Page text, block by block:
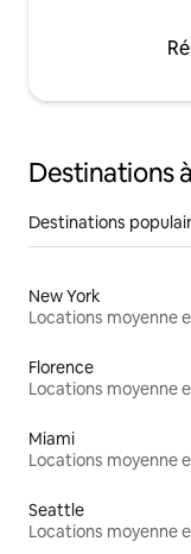
Destinations
Destinations
New York
Florence
Miami
Seattle